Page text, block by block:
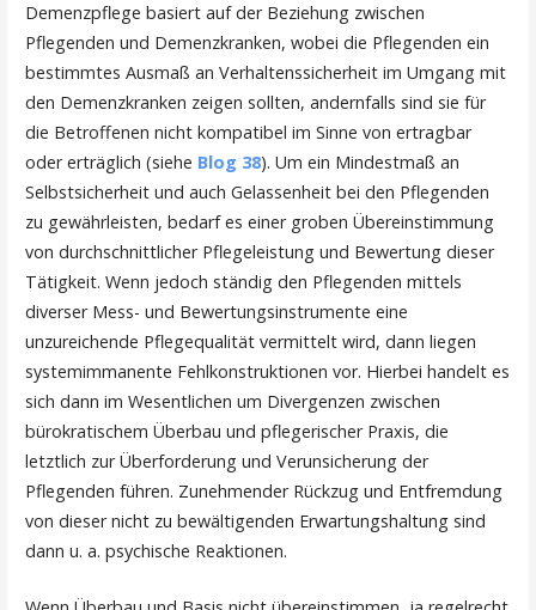
Demenzpflege basiert auf der Beziehung zwischen
Pflegenden und Demenzkranken, wobei die Pflegenden ein
bestimmtes Ausmaß an Verhaltenssicherheit im Umgang mit
den Demenzkranken zeigen sollten, andernfalls sind sie für
die Betroffenen nicht kompatibel im Sinne von ertragbar
oder erträglich (siehe Blog 38). Um ein Mindestmaß an
Selbstsicherheit und auch Gelassenheit bei den Pflegenden
zu gewährleisten, bedarf es einer groben Übereinstimmung
von durchschnittlicher Pflegeleistung und Bewertung dieser
Tätigkeit. Wenn jedoch ständig den Pflegenden mittels
diverser Mess- und Bewertungsinstrumente eine
unzureichende Pflegequalität vermittelt wird, dann liegen
systemimmanente Fehlkonstruktionen vor. Hierbei handelt es
sich dann im Wesentlichen um Divergenzen zwischen
bürokratischem Überbau und pflegerischer Praxis, die
letztlich zur Überforderung und Verunsicherung der
Pflegenden führen. Zunehmender Rückzug und Entfremdung
von dieser nicht zu bewältigenden Erwartungshaltung sind
dann u. a. psychische Reaktionen.